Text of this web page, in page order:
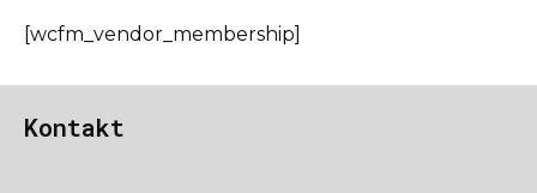
[wcfm_vendor_membership]
Kontakt